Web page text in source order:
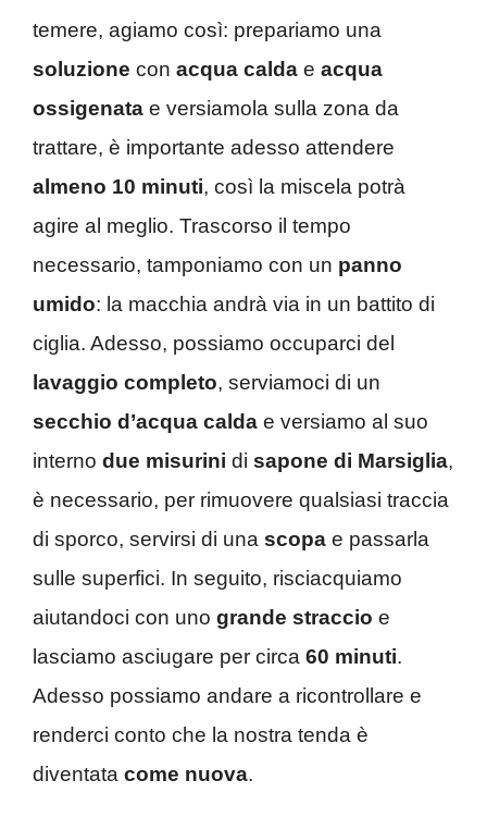
temere, agiamo così: prepariamo una
soluzione con acqua calda e acqua
ossigenata e versiamola sulla zona da
trattare, è importante adesso attendere
almeno 10 minuti, così la miscela potrà
agire al meglio. Trascorso il tempo
necessario, tamponiamo con un panno
umido: la macchia andrà via in un battito di
ciglia. Adesso, possiamo occuparci del
lavaggio completo, serviamoci di un
secchio d’acqua calda e versiamo al suo
interno due misurini di sapone di Marsiglia,
è necessario, per rimuovere qualsiasi traccia
di sporco, servirsi di una scopa e passarla
sulle superfici. In seguito, risciacquiamo
aiutandoci con uno grande straccio e
lasciamo asciugare per circa 60 minuti.
Adesso possiamo andare a ricontrollare e
renderci conto che la nostra tenda è
diventata come nuova.